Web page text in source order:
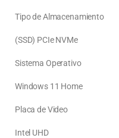
Tipo de Almacenamiento
(SSD) PCIe NVMe
Sistema Operativo
Windows 11 Home
Placa de Video
Intel UHD